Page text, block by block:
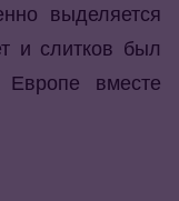
выделяется
и слитков был
вместе